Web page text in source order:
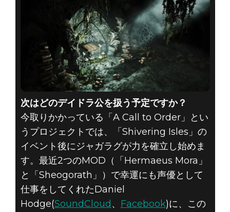
次はどのデイドラ公を扱う予定ですか？
今取りかかっている「A Call to Order」とい
うプロジェクトでは、「Shivering Isles」の
イベント後にジャガラグが力を確立し始めま
す。最近2つのMOD（「Hermaeus Mora」
と「Sheogorath」）で幸運にも声優として
仕事をしてくれたDaniel
Hodge(SoundCloud 、 Facebook)に、この